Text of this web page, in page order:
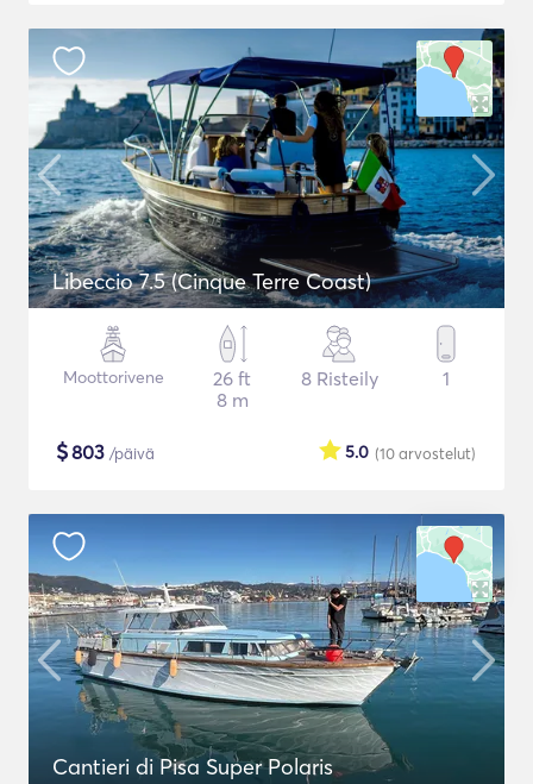
Libeccio 7.5 (Cinque Terre Coast)
Moottorivene
26 ft
8 m
8 Risteily 1
$803 /päivä (10arvostelut)
5.0
Cantieri di Pisa Super Polaris